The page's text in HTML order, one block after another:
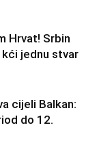
Hrvat! Srbin
kći jednu stvar
cijeli Balkan:
do 12.